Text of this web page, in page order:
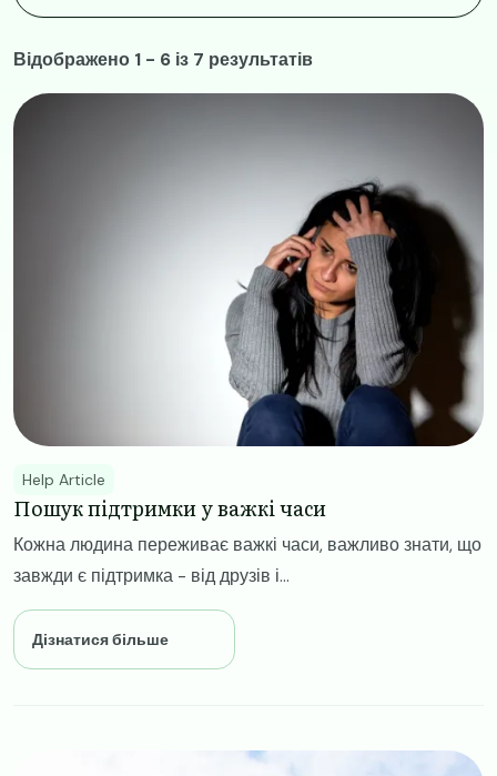
Відображено 1 - 6 із 7 результатів
Image
Help Article
Пошук підтримки у важкі часи
Кожна людина переживає важкі часи, важливо знати, що
завжди є підтримка - від друзів і...
Дізнатися більше